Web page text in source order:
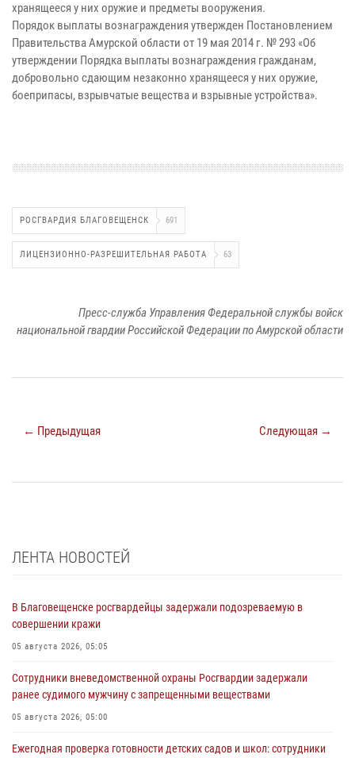
хранящееся у них оружие и предметы вооружения.
Порядок выплаты вознаграждения утвержден Постановлением
Правительства Амурской области от 19 мая 2014 г. № 293 «Об
утверждении Порядка выплаты вознаграждения гражданам,
добровольно сдающим незаконно хранящееся у них оружие,
боеприпасы, взрывчатые вещества и взрывные устройства».
РОСГВАРДИЯ БЛАГОВЕЩЕНСК 691
ЛИЦЕНЗИОННО-РАЗРЕШИТЕЛЬНАЯ РАБОТА 63
Пресс-служба Управления Федеральной службы войск
национальной гвардии Российской Федерации по Амурской области
← Предыдущая Следующая →
ЛЕНТА НОВОСТЕЙ
В Благовещенске росгвардейцы задержали подозреваемую в
совершении кражи
05 августа 2026, 05:05
Сотрудники вневедомственной охраны Росгвардии задержали
ранее судимого мужчину с запрещенными веществами
05 августа 2026, 05:00
Ежегодная проверка готовности детских садов и школ: сотрудники